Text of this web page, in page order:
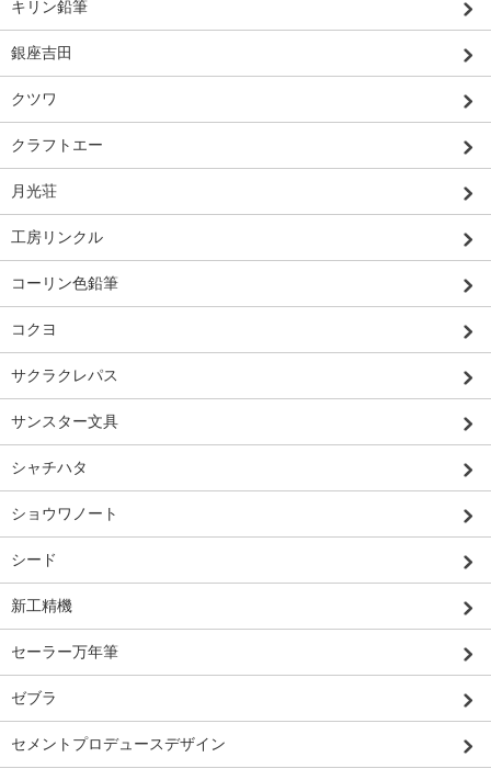
キリン鉛筆
銀座吉田
クツワ
クラフトエー
月光荘
工房リンクル
コーリン色鉛筆
コクヨ
サクラクレパス
サンスター文具
シャチハタ
ショウワノート
シード
新工精機
セーラー万年筆
ゼブラ
セメントプロデュースデザイン